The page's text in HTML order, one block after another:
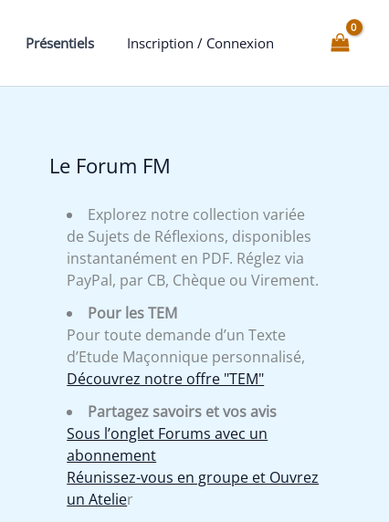
Présentiels Inscription / Connexion
Le Forum FM
Explorez notre collection variée
de Sujets de Réflexions, disponibles
instantanément en PDF. Réglez via
PayPal, par CB, Chèque ou Virement.
Pour les TEM
Pour toute demande d’un Texte
d’Etude Maçonnique personnalisé,
Découvrez notre offre "TEM"
Partagez savoirs et vos avis
Sous l’onglet Forums avec un
abonnement
Réunissez-vous en groupe et Ouvrez
un Atelier
d'Orient
de
Expliqué